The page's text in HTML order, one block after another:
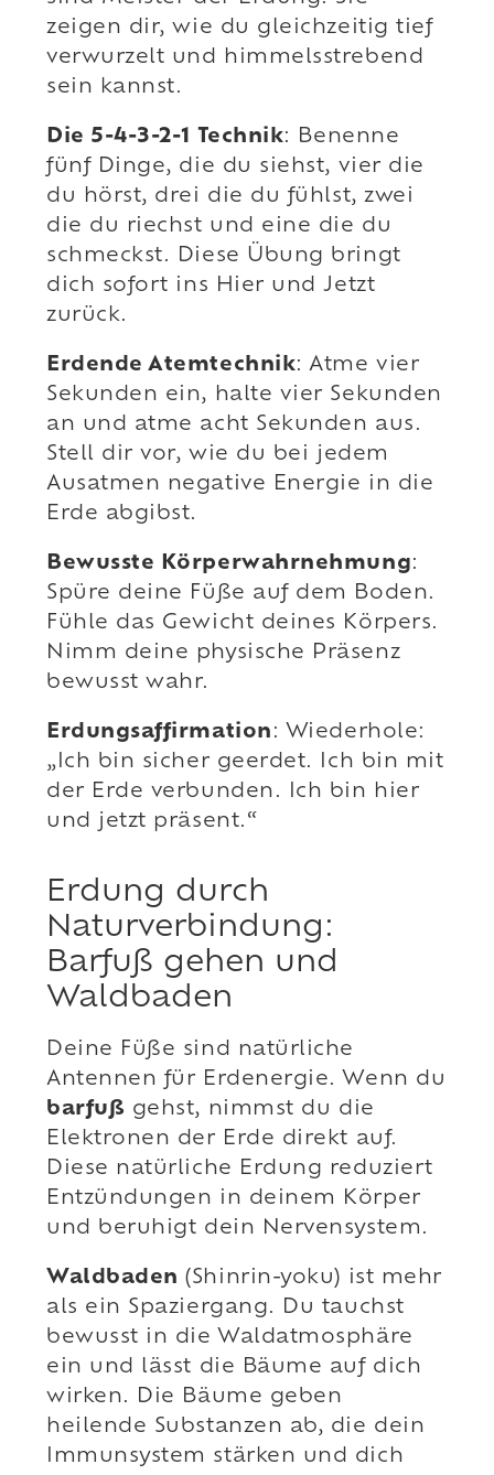
zeigen dir, wie du gleichzeitig tief
verwurzelt und himmelsstrebend
sein kannst.
Die 5-4-3-2-1 Technik: Benenne
fünf Dinge, die du siehst, vier die
du hörst, drei die du fühlst, zwei
die du riechst und eine die du
schmeckst. Diese Übung bringt
dich sofort ins Hier und Jetzt
zurück.
Erdende Atemtechnik: Atme vier
Sekunden ein, halte vier Sekunden
an und atme acht Sekunden aus.
Stell dir vor, wie du bei jedem
Ausatmen negative Energie in die
Erde abgibst.
Bewusste Körperwahrnehmung:
Spüre deine Füße auf dem Boden.
Fühle das Gewicht deines Körpers.
Nimm deine physische Präsenz
bewusst wahr.
Erdungsaffirmation : Wiederhole:
„Ich bin sicher geerdet. Ich bin mit
der Erde verbunden. Ich bin hier
und jetzt präsent.“
Erdung durch
Naturverbindung:
Barfuß gehen und
Waldbaden
Deine Füße sind natürliche
Antennen für Erdenergie. Wenn du
barfuß gehst, nimmst du die
Elektronen der Erde direkt auf.
Diese natürliche Erdung reduziert
Entzündungen in deinem Körper
und beruhigt dein Nervensystem.
Waldbaden (Shinrin-yoku) ist mehr
als ein Spaziergang. Du tauchst
bewusst in die Waldatmosphäre
ein und lässt die Bäume auf dich
wirken. Die Bäume geben
heilende Substanzen ab, die dein
Immunsystem stärken und dich